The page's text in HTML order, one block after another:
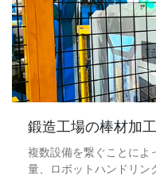
鍛造工場の棒材加
複数設備を繋ぐことによ
量、ロボットハンドリン